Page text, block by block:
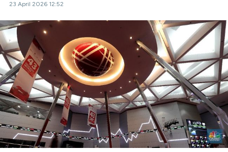
23 April 2026 12:52